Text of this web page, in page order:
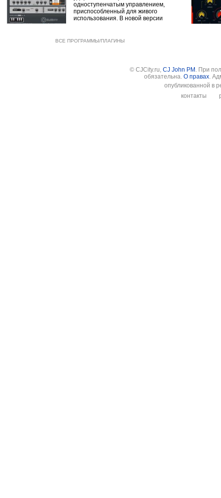
одноступенчатым управлением,
приспособленный для живого
использования. В новой версии
ВСЕ ПРОГРАММЫ/ПЛАГИНЫ
© CJCity.ru, CJ John PM . При
обязательна. О правах.
опубликованной в
контакты